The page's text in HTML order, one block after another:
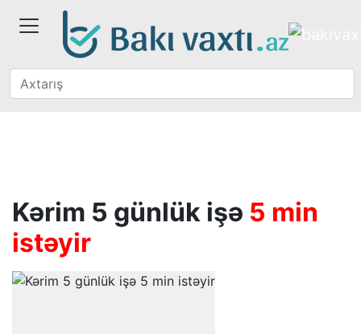
Kərim 5 günlük işə 5 min
istəyir